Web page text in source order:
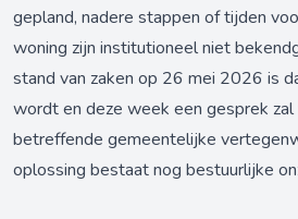
gepland, nadere stappen of tijden
woning zijn institutioneel niet
stand van zaken op 26 mei 2026 is
wordt en deze week een gesprek
betreffende gemeentelijke
oplossing bestaat nog bestuurlijke